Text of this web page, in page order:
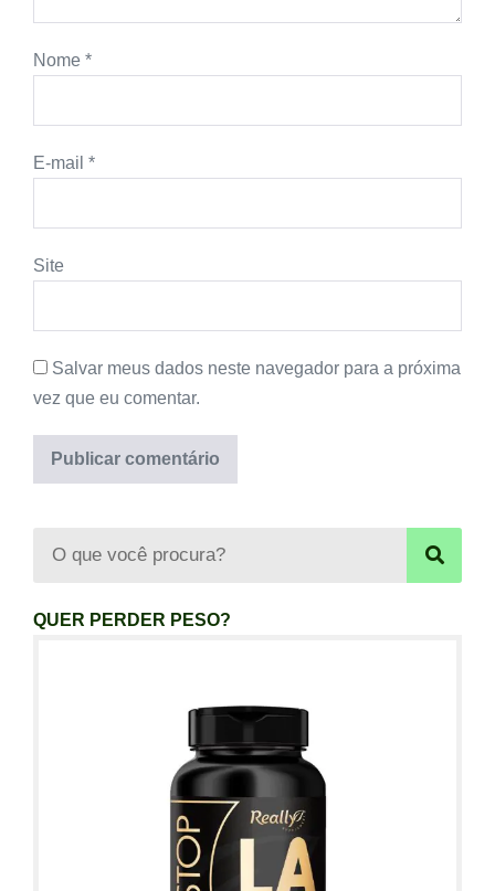
Nome *
E-mail *
Site
Salvar meus dados neste navegador para a próxima
vez que eu comentar.
QUER PERDER PESO?